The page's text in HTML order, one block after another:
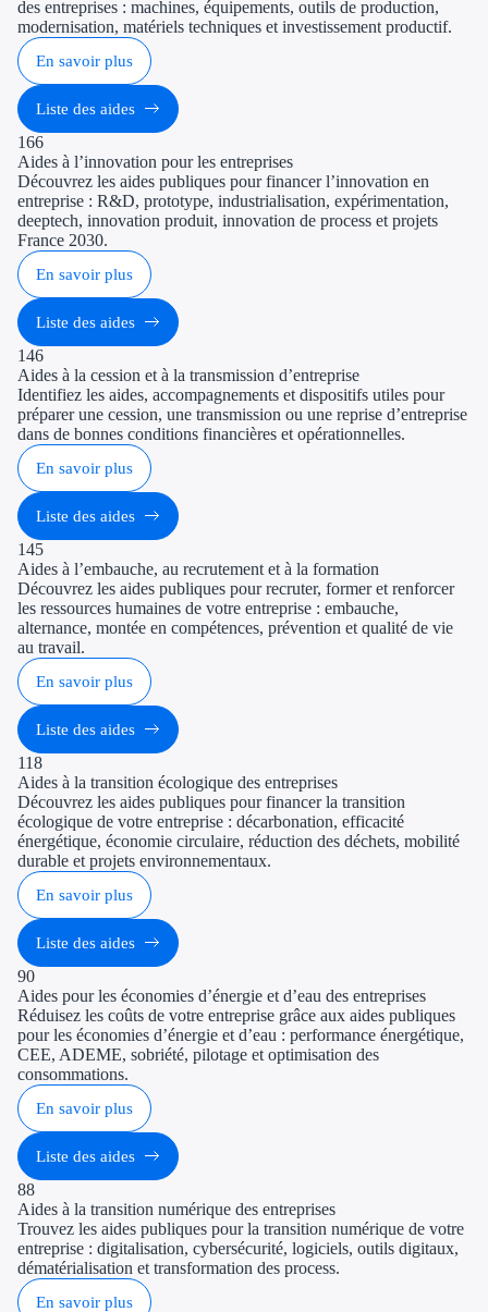
des entreprises : machines, équipements, outils de production,
modernisation, matériels techniques et investissement productif.
En savoir plus
Liste des aides
166
Aides à l’innovation pour les entreprises
Découvrez les aides publiques pour financer l’innovation en
entreprise : R&D, prototype, industrialisation, expérimentation,
deeptech, innovation produit, innovation de process et projets
France 2030.
En savoir plus
Liste des aides
146
Aides à la cession et à la transmission d’entreprise
Identifiez les aides, accompagnements et dispositifs utiles pour
préparer une cession, une transmission ou une reprise d’entreprise
dans de bonnes conditions financières et opérationnelles.
En savoir plus
Liste des aides
145
Aides à l’embauche, au recrutement et à la formation
Découvrez les aides publiques pour recruter, former et renforcer
les ressources humaines de votre entreprise : embauche,
alternance, montée en compétences, prévention et qualité de vie
au travail.
En savoir plus
Liste des aides
118
Aides à la transition écologique des entreprises
Découvrez les aides publiques pour financer la transition
écologique de votre entreprise : décarbonation, efficacité
énergétique, économie circulaire, réduction des déchets, mobilité
durable et projets environnementaux.
En savoir plus
Liste des aides
90
Aides pour les économies d’énergie et d’eau des entreprises
Réduisez les coûts de votre entreprise grâce aux aides publiques
pour les économies d’énergie et d’eau : performance énergétique,
CEE, ADEME, sobriété, pilotage et optimisation des
consommations.
En savoir plus
Liste des aides
88
Aides à la transition numérique des entreprises
Trouvez les aides publiques pour la transition numérique de votre
entreprise : digitalisation, cybersécurité, logiciels, outils digitaux,
dématérialisation et transformation des process.
En savoir plus